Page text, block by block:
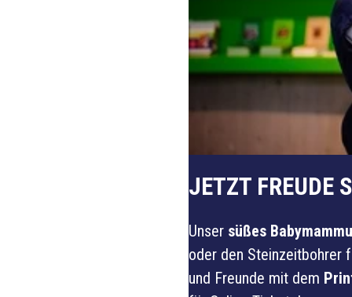
JETZT FREUDE
Unser süßes
oder den Steinzeitbohrer
und Freunde mit dem